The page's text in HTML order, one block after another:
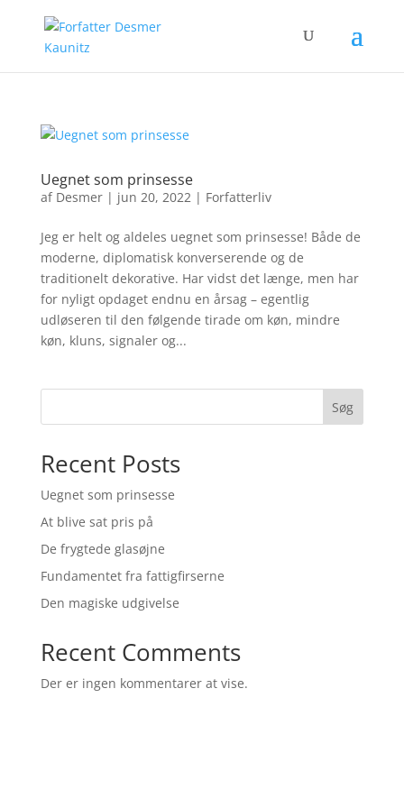
Uegnet som prinsesse
af Desmer| jun 20, 2022| Forfatterliv
Jeg er helt og aldeles uegnet som prinsesse! Både de
moderne, diplomatisk konverserende og de
traditionelt dekorative. Har vidst det længe, men har
for nyligt opdaget endnu en årsag – egentlig
udløseren til den følgende tirade om køn, mindre
køn, kluns, signaler og...
Søg
Recent Posts
Uegnet som prinsesse
At blive sat pris på
De frygtede glasøjne
Fundamentet fra fattigfirserne
Den magiske udgivelse
Recent Comments
Der er ingen kommentarer at vise.